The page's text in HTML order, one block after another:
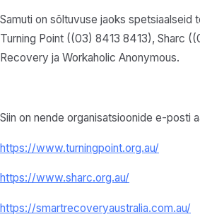
Samuti on sõltuvuse jaoks spetsiaalseid
Turning Point ((03) 8413 8413), Sharc
Recovery ja Workaholic Anonymous.
Siin on nende organisatsioonide e-posti
https://www.turningpoint.org.au/
https://www.sharc.org.au/
https://smartrecoveryaustralia.com.au/